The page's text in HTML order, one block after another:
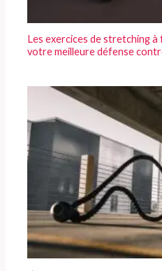
Les exercices de stretching
votre meilleure défense